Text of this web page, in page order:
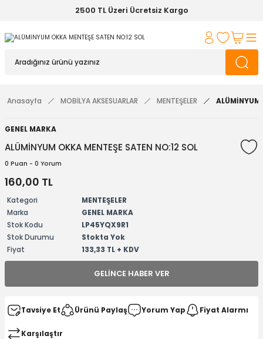
2500 TL Üzeri Ücretsiz Kargo
Anasayfa MOBİLYA AKSESUARLAR MENTEŞELER ALÜMİNYUM
GENEL MARKA
ALÜMİNYUM OKKA MENTEŞE SATEN NO:12 SOL
0 Puan - 0 Yorum
160,00 TL
Kategori
MENTEŞELER
Marka
GENEL MARKA
Stok Kodu
LP45YQX9R1
Stok Durumu
Stokta Yok
Fiyat
133,33 TL + KDV
GELINCE HABER VER
Tavsiye Et Ürünü Paylaş Yorum Yap Fiyat Alarmı
Karşılaştır